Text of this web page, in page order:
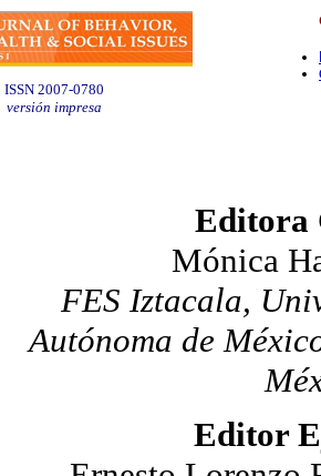
ISSN 2007-0780
versión impresa
Editora
Mónica
FES Iztacala,
Autónoma de
Editor